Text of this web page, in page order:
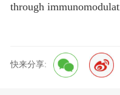
through
快来分享: